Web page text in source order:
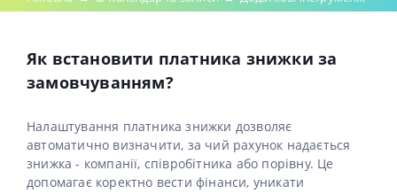
Як встановити платника знижки за
замовчуванням?
Налаштування платника знижки дозволяє
автоматично визначити, за чий рахунок надається
знижка - компанії, співробітника або порівну. Це
допомагає коректно вести фінанси, уникати